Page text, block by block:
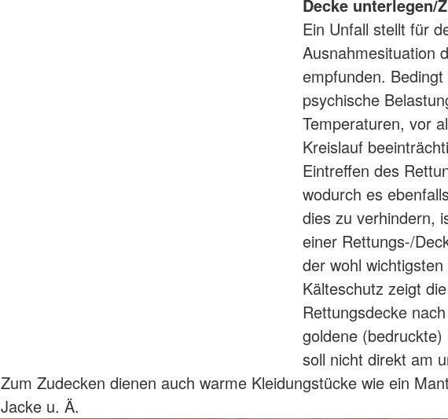
Decke unterlegen/
Ein Unfall stellt für
Ausnahmesituation
empfunden.
psychische
Temperaturen, vor
Kreislauf
Eintreffen des
wodurch es
dies zu verhindern,
einer Rettungs-/
der wohl
Kälteschutz zeigt
Rettungsdecke
goldene
soll nicht direkt am
Zum Zudecken dienen auch warme Kleidungstücke wie ein
Jacke u. Ä.